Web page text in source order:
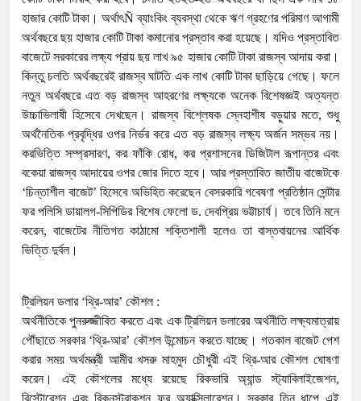
হাজার কোটি টাকা। অর্থাৎÑ ব্যাংকিং ব্যবস্থা থেকে ঋণ গ্রহণের পরিমাণ আগামী
অর্থবছরে ছয় হাজার কোটি টাকা কমানোর প্রস্তাব করা হয়েছে। যদিও প্রস্তাবিত
বাজেটে সরকারের লক্ষ্য প্রায় ছয় লাখ ৯৫ হাজার কোটি টাকা রাজস্ব আদায় করা।
কিন্তু চলতি অর্থবছরেই রাজস্ব ঘাটতি এক লাখ কোটি টাকা ছাড়িয়ে গেছে। ফলে
নতুন অর্থবছরে এত বড় রাজস্ব আহরণের লক্ষ্যকে অনেক বিশেষজ্ঞই অত্যন্ত
উচ্চাভিলাষী হিসেবে দেখছেন। রাজস্ব বিশ্লেষক স্নেহাশীষ বড়ুয়ার মতে, শুধু
অর্থনৈতিক প্রবৃদ্ধির ওপর নির্ভর করে এত বড় রাজস্ব লক্ষ্য অর্জন সম্ভব নয়।
করভিত্তি সম্প্রসারণ, কর ফাঁকি রোধ, কর প্রশাসনের ডিজিটাল রূপান্তর এবং
বকেয়া রাজস্ব আদায়ের ওপর জোর দিতে হবে। আর প্রস্তাবিত জাতীয় বাজেটকে
‘চিন্তাশীল বাজেট’ হিসেবে অভিহিত করেছেন বেসরকারি গবেষণা প্রতিষ্ঠান সেন্টার
ফর পলিসি ডায়ালগ-সিপিডির বিশেষ ফেলো ড. দেবপ্রিয় ভট্টাচার্য। তবে তিনি মনে
করেন, বাজেটের নীতিগত কাঠামো শক্তিশালী হলেও তা বাস্তবায়নের আর্থিক
ভিত্তি দুর্বল।
ট্রিলিয়ন ডলার ‘থ্রি-আর’ কৌশল :
অর্থনীতিকে পুনরুজ্জীবিত করতে এবং এক ট্রিলিয়ন ডলারের অর্থনীতি লক্ষ্যমাত্রায়
পৌঁছাতে সরকার ‘থ্রি-আর’ কৌশল উন্মোচন করতে যাচ্ছে। গতকাল বাজেট পেশ
করার সময় অর্থমন্ত্রী আমীর খসরু মাহমুদ চৌধুরী এই থ্রি-আর কৌশল ঘোষণা
করেন। এই কৌশলের মধ্যে রয়েছে রিকভারি অ্যান্ড স্ট্যাবিলাইজেশন,